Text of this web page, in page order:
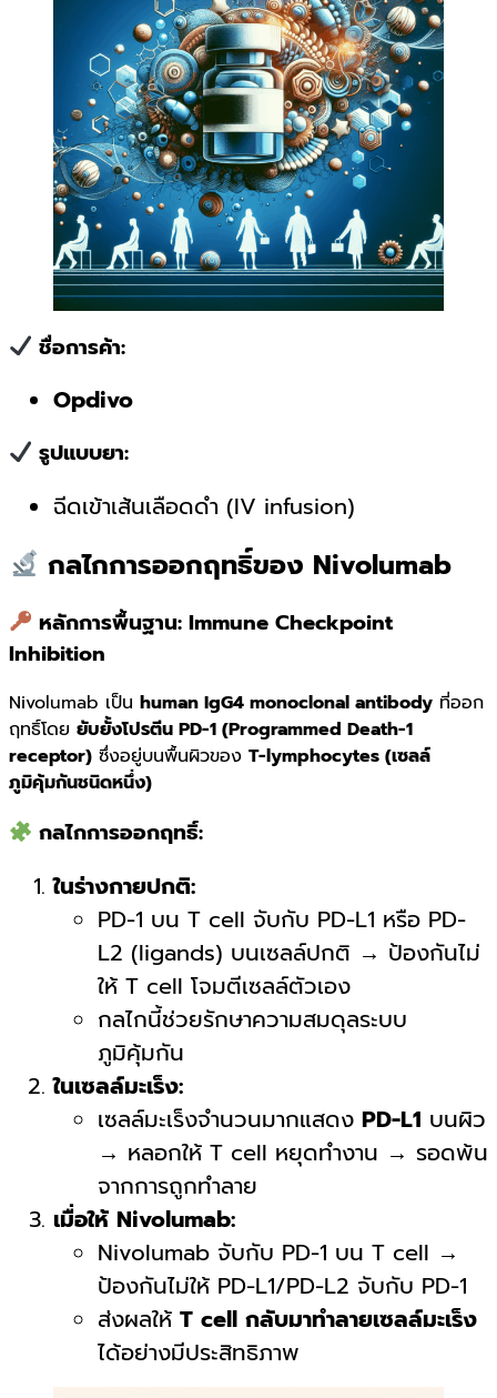
ชื่อการค้า:
Opdivo
รูปแบบยา:
ฉีดเข้าเส้นเลือดดำ (IV infusion)
กลไกการออกฤทธิ์ของ Nivolumab
หลักการพื้นฐาน: Immune Checkpoint
Inhibition
Nivolumab เป็น human IgG4 monoclonal antibody ที่ออก
ฤทธิ์โดย ยับยั้งโปรตีน PD-1 (Programmed Death-1
receptor) ซึ่งอยู่บนพื้นผิวของ T-lymphocytes (เซลล์
ภูมิคุ้มกันชนิดหนึ่ง)
กลไกการออกฤทธิ์:
ในร่างกายปกติ:
PD-1 บน T cell จับกับ PD-L1 หรือ PD-
L2 (ligands) บนเซลล์ปกติ → ป้องกันไม่
ให้ T cell โจมตีเซลล์ตัวเอง
กลไกนี้ช่วยรักษาความสมดุลระบบ
ภูมิคุ้มกัน
ในเซลล์มะเร็ง:
เซลล์มะเร็งจำนวนมากแสดง PD-L1 บนผิว
→ หลอกให้ T cell หยุดทำงาน → รอดพ้น
จากการถูกทำลาย
เมื่อให้ Nivolumab:
Nivolumab จับกับ PD-1 บน T cell →
ป้องกันไม่ให้ PD-L1/PD-L2 จับกับ PD-1
ส่งผลให้ T cell กลับมาทำลายเซลล์มะเร็ง
ได้อย่างมีประสิทธิภาพ